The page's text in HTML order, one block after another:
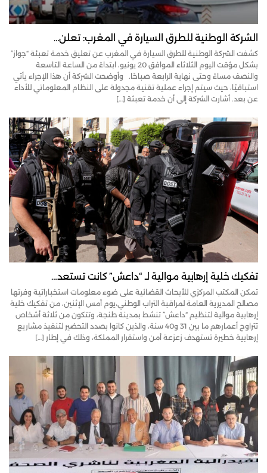
الشركة الوطنية للطرق السيارة في المغرب: تعلن…
كشفت الشركة الوطنية للطرق السيارة في المغرب عن تعليق خدمة تعبئة “جواز”
بشكل مؤقت اليوم الثلاثاء الموافق 20 يونيو، ابتداءً من الساعة التاسعة
والنصف مساءً وحتى نهاية الرابعة صباحًا. وأوضحت الشركة أن هذا الإجراء يأتي
استباقيًا، حيث سيتم إجراء عملية تقنية مجدولة على النظام المعلوماتي للأداء
عن بعد. أشارت الشركة إلى أن خدمة تعبئة […]
تفكيك خلية إرهابية موالية لـ “داعش” كانت تستعد…
تمكن المكتب المركزي للأبحاث القضائية على ضوء معلومات استخباراتية وفرتها
مصالح المديرية العامة لمراقبة التراب الوطني،يوم أمس الإثنين، من تفكيك خلية
إرهابية موالية لتنظيم “داعش” تنشط بمدينة طنجة، وتتكون من ثلاثة أشخاص
تتراوح أعمارهم ما بين 31 و40 سنة، والذين كانوا بصدد التحضير لتنفيذ مشاريع
إرهابية خطيرة تستهدف زعزعة أمن واستقرار المملكة، وذلك في إطار […]